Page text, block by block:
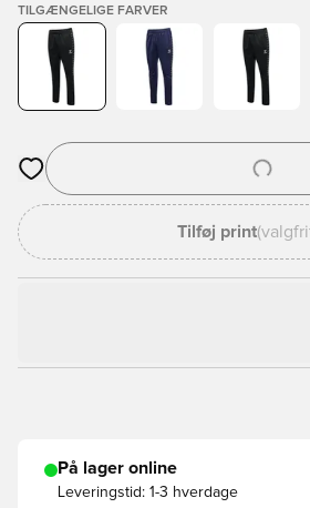
TILGÆNGELIGE FARVER
Åbner en Modal til at logge ind eller
Tilføj print
På lager online
Leveringstid: 1-3 hverdage